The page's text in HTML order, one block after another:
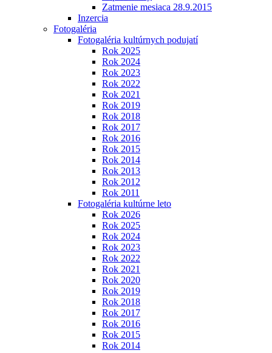
Zatmenie mesiaca 28.9.2015
Inzercia
Fotogaléria
Fotogaléria kultúrnych podujatí
Rok 2025
Rok 2024
Rok 2023
Rok 2022
Rok 2021
Rok 2019
Rok 2018
Rok 2017
Rok 2016
Rok 2015
Rok 2014
Rok 2013
Rok 2012
Rok 2011
Fotogaléria kultúrne leto
Rok 2026
Rok 2025
Rok 2024
Rok 2023
Rok 2022
Rok 2021
Rok 2020
Rok 2019
Rok 2018
Rok 2017
Rok 2016
Rok 2015
Rok 2014